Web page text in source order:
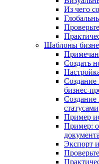
Из чего
Шаблоны
Создать
Создание
бизнес-
Создание
статусами
Пример
Пример:
документа
Экспорт